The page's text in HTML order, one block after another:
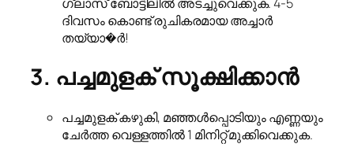
ദിവസം കൊണ്ട് രുചികരമായ അച്ചാർ
തയ്യാ�ർ!
3. പച്ചമുളക് സൂക്ഷിക്കാൻ
പച്ചമുളക് കഴുകി, മഞ്ഞൾപ്പൊടിയും എണ്ണയും
ചേർത്ത വെള്ളത്തിൽ 1 മിനിറ്റ് മുക്കിവെക്കുക.